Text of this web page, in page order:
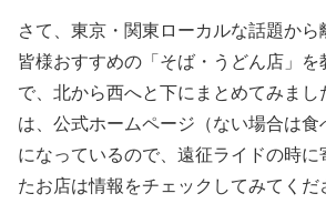
さて、東京・関東ローカルな話題から
皆様おすすめの「そば・うどん店」
で、北から西へと下にまとめてみまし
は、公式ホームページ（ない場合は食
になっているので、遠征ライドの時に
たお店は情報をチェックしてみてくだ